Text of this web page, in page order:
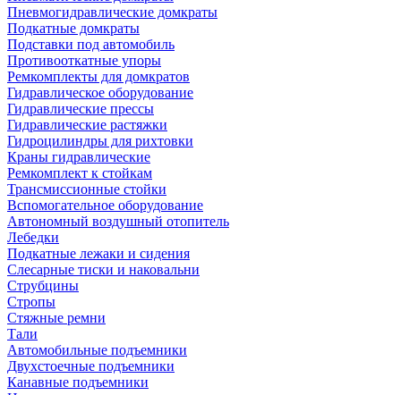
Пневмогидравлические домкраты
Подкатные домкраты
Подставки под автомобиль
Противооткатные упоры
Ремкомплекты для домкратов
Гидравлическое оборудование
Гидравлические прессы
Гидравлические растяжки
Гидроцилиндры для рихтовки
Краны гидравлические
Ремкомплект к стойкам
Трансмиссионные стойки
Вспомогательное оборудование
Автономный воздушный отопитель
Лебедки
Подкатные лежаки и сидения
Слесарные тиски и наковальни
Струбцины
Стропы
Стяжные ремни
Тали
Автомобильные подъемники
Двухстоечные подъемники
Канавные подъемники